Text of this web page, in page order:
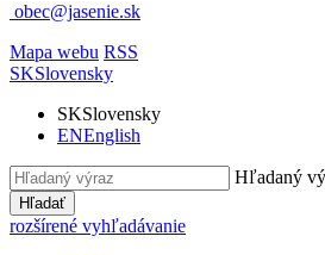
obec@jasenie.sk
Mapa webu RSS
SKSlovensky
SKSlovensky
ENEnglish
Hľadaný
Hľadať
rozšírené vyhľadávanie